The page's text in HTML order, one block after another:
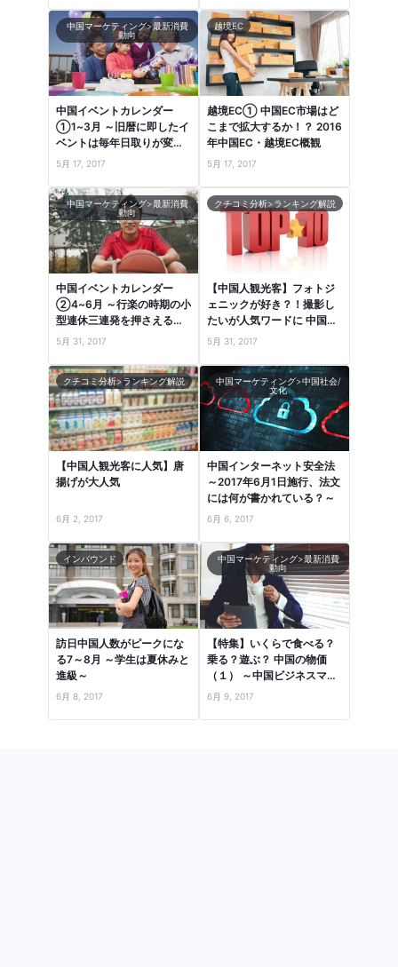
中国マーケティング>最新消費
動向
中国イベントカレンダー
①1~3月 ～旧暦に即したイ
ベントは毎年日取りが変わ
るので注意！～
5月 17, 2017
越境EC
越境EC① 中国EC市場はど
こまで拡大するか！？ 2016
年中国EC・越境EC概観
5月 17, 2017
中国マーケティング>最新消費
動向
中国イベントカレンダー
②4~6月 ～行楽の時期の小
型連休三連発を押さえる！
～
5月 31, 2017
クチコミ分析>ランキング解説
【中国人観光客】フォトジ
ェニックが好き？！撮影し
たいが人気ワードに 中国口
コミランキングより
5月 31, 2017
クチコミ分析>ランキング解説
【中国人観光客に人気】唐
揚げが大人気
6月 2, 2017
中国マーケティング>中国社会/
文化
中国インターネット安全法
～2017年6月1日施行、法文
には何が書かれている？～
6月 6, 2017
インバウンド
訪日中国人数がピークにな
る7～8月 ～学生は夏休みと
進級～
6月 8, 2017
中国マーケティング>最新消費
動向
【特集】いくらで食べる？
乗る？遊ぶ？ 中国の物価
（１） ～中国ビジネスマン
の1日で、流行品・食・住
6月 9, 2017